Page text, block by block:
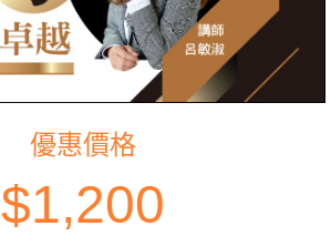
優惠價格
$1,200